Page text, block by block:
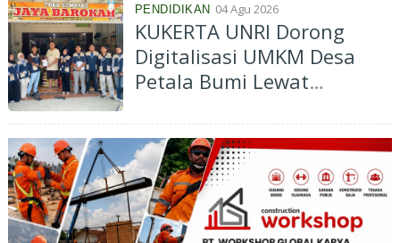
PENDIDIKAN 04 Agu 2026
KUKERTA UNRI Dorong
Digitalisasi UMKM Desa
Petala Bumi Lewat
Pendampingan Pembuatan
QRIS